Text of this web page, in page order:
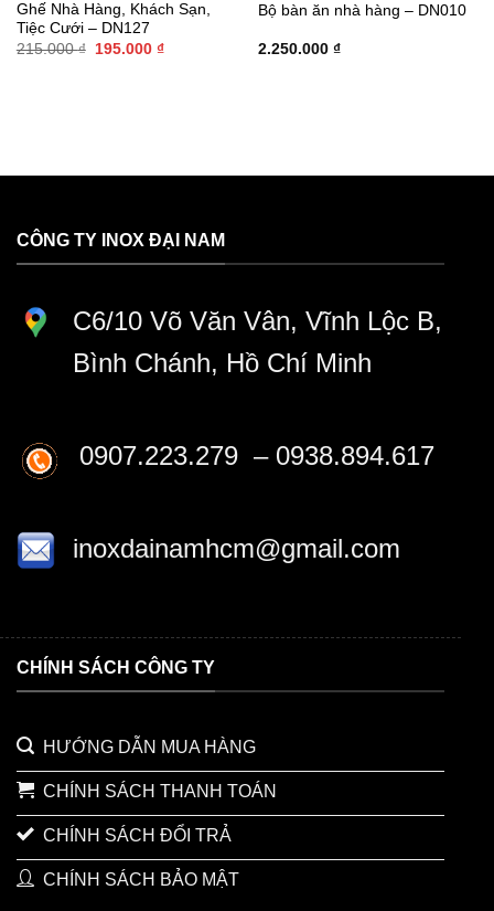
Ghế Nhà Hàng, Khách Sạn,
Tiệc Cưới – DN127
215.000₫
Giá
195.000 ₫Giá
Bộ bàn ăn nhà hàng – DN010
2.250.000 ₫
CÔNG TY INOX ĐẠI NAM
C6/10 Võ Văn Vân, Vĩnh Lộc B,
Bình Chánh, Hồ Chí Minh
0907.223.279 – 0938.894.617
inoxdainamhcm@gmail.com
CHÍNH SÁCH CÔNG TY
HƯỚNG DẪN MUA HÀNG
CHÍNH SÁCH THANH TOÁN
CHÍNH SÁCH ĐỔI TRẢ
CHÍNH SÁCH BẢO MẬT